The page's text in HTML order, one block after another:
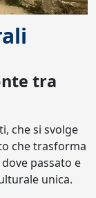
tra
che si svolge
che trasforma
passato e
unica.